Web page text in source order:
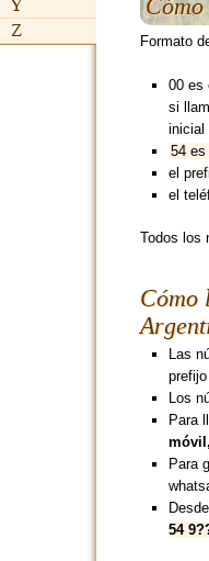
Y
Z
Formato
00 es
si
inicial
54 es
el
el
Todos los
Cómo
Las
Los
Para
Para
54